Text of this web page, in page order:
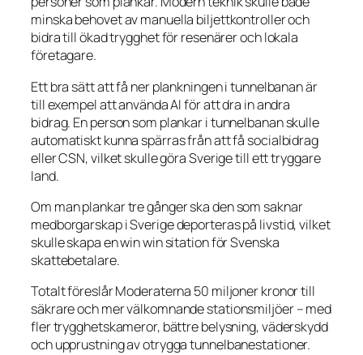
minska behovet av manuella biljettkontroller och
bidra till ökad trygghet för resenärer och lokala
företagare.
Ett bra sätt att få ner plankningen i tunnelbanan är
till exempel att använda AI för att dra in andra
bidrag. En person som plankar i tunnelbanan skulle
automatiskt kunna spärras från att få socialbidrag
eller CSN, vilket skulle göra Sverige till ett tryggare
land.
Om man plankar tre gånger ska den som saknar
medborgarskap i Sverige deporteras på livstid, vilket
skulle skapa en win win sitation för Svenska
skattebetalare.
Totalt föreslår Moderaterna 50 miljoner kronor till
säkrare och mer välkomnande stationsmiljöer – med
fler trygghetskameror, bättre belysning, väderskydd
och upprustning av otrygga tunnelbanestationer.